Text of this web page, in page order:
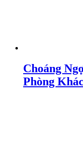
Choáng
Phòng